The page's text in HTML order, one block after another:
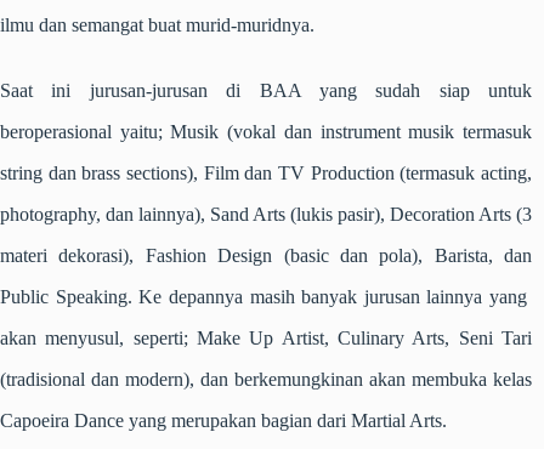
ilmu dan semangat buat murid-muridnya.
Saat ini jurusan-jurusan di BAA yang sudah siap untuk
beroperasional yaitu; Musik (vokal dan instrument musik termasuk
string dan brass sections), Film dan TV Production (termasuk acting,
photography, dan lainnya), Sand Arts (lukis pasir), Decoration Arts (3
materi dekorasi), Fashion Design (basic dan pola), Barista, dan
Public Speaking. Ke depannya masih banyak jurusan lainnya yang
akan menyusul, seperti; Make Up Artist, Culinary Arts, Seni Tari
(tradisional dan modern), dan berkemungkinan akan membuka kelas
Capoeira Dance yang merupakan bagian dari Martial Arts.